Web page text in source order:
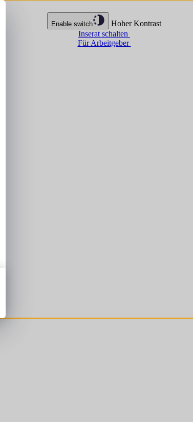
Enable switch
Hoher Kontrast
Inserat schalten
Für Arbeitgeber